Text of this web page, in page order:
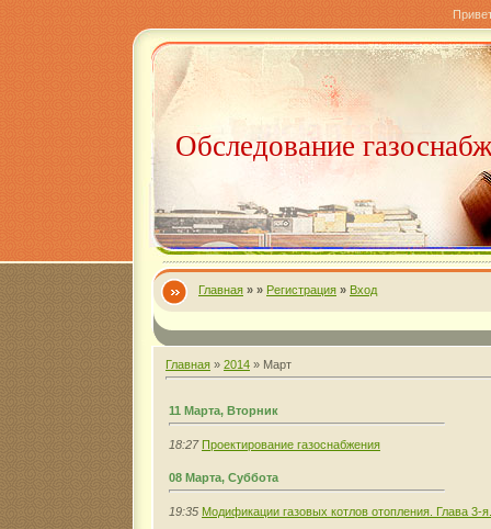
Обследование
Главная » » Регистрация » Вход
Главная » 2014 » Март
11 Марта, Вторник
18:27 Проектирование газоснабжения
08 Марта, Суббота
19:35 Модификации газовых котлов отопления. Глава 3-я.